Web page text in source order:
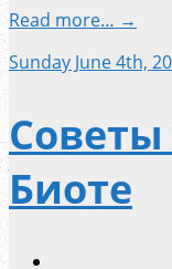
Read more… →
Sunday June 4th,
Биоте